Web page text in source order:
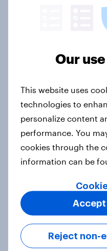
Thailand Word
Australia Word
2026
Article
India Word of
Singapore Word
2026
Our
This website uses
technologies to
personalize content
performance. You
cookies through the
information can be
Reject non-